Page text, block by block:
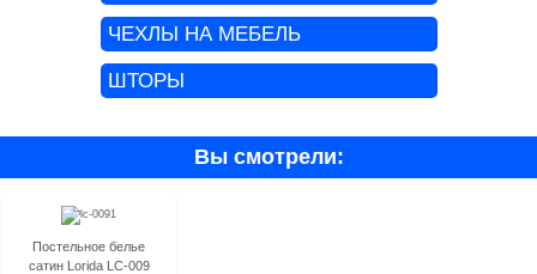
ЧЕХЛЫ НА МЕБЕЛЬ
ШТОРЫ
Вы смотрели:
Постельное белье
сатин Lorida LC-009